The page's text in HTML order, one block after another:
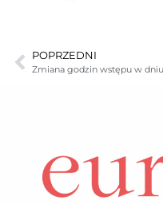
POPRZEDNI